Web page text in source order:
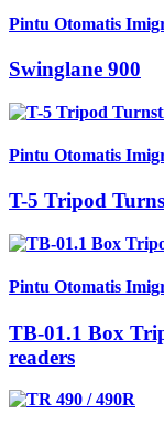
Pintu Otomatis
Swinglane 900
Pintu Otomatis
T-5 Tripod
Pintu Otomatis
TB-01.1 Box
readers